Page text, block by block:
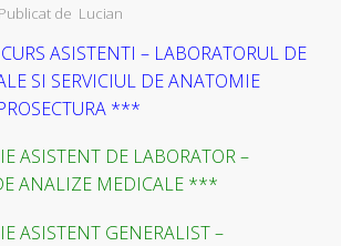
Publicat de Lucian
ASISTENTI – LABORATORUL DE
SI SERVICIUL DE ANATOMIE
***
ASISTENT DE LABORATOR –
ANALIZE MEDICALE ***
ASISTENT GENERALIST –